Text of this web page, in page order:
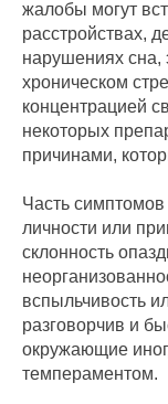
жалобы могут
расстройствах,
нарушениях сна,
хроническом
концентрацией
некоторых
причинами,
Часть
личности или
склонность
вспыльчивость
разговорчив и
окружающие
темпераментом.